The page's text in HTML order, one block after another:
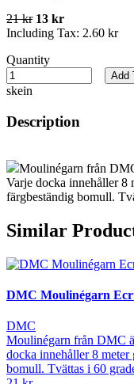
21 kr 13 kr
Including Tax: 2.60 kr
Quantity
skein
Add
Description
Moulinégarn från
Varje docka innehåller 8
färgbeständig bomull.
Similar
DMC Moulinégarn
DMC
Moulinégarn från DMC
docka innehåller 8
bomull. Tvättas i 60